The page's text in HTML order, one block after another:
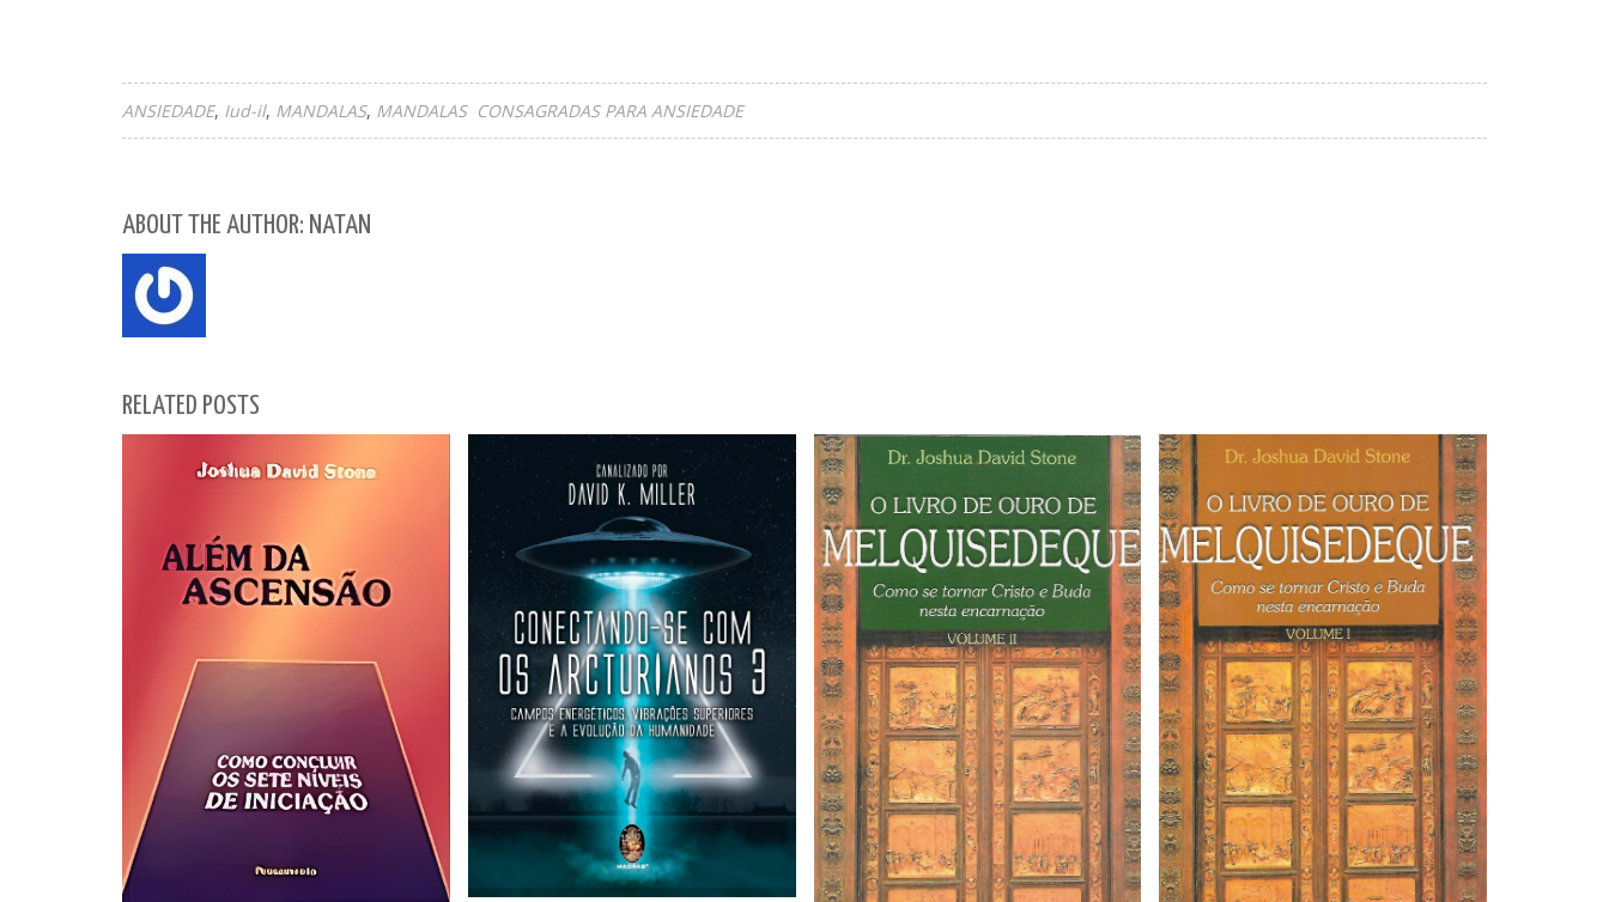
ANSIEDADE Iud-il MANDALAS MANDALAS CONSAGRADAS PARA ANSIEDADE
ABOUT THE AUTHOR: NATAN
RELATED POSTS